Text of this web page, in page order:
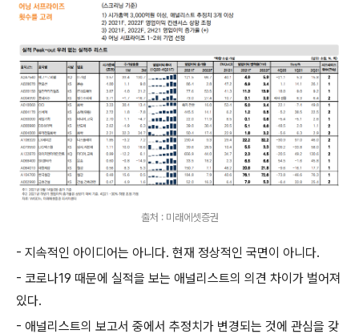
출처 : 미래에셋증권
- 지속적인 아이디어는 아니다. 현재 정상적인 국면이 아니다.
- 코로나19 때문에 실적을 보는 애널리스트의 의견 차이가 벌어져
있다.
- 애널리스트의 보고서 중에서 추정치가 변경되는 것에 관심을 갖